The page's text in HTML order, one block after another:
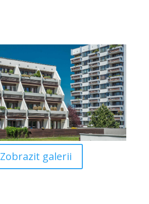
Zobrazit galerii